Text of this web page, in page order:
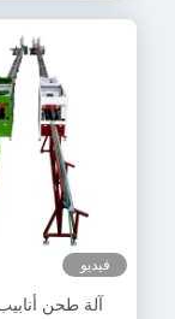
فيديو